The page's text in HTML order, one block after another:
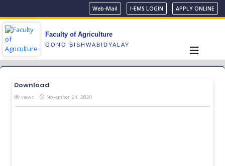
Web-Mail I-EMS LOGIN APPLY ONLINE
Faculty of Agriculture
GONO BISHWABIDYALAY
Download
views November 24, 2020